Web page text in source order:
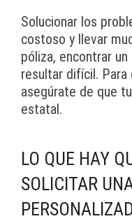
Solucionar los
costoso y llevar
póliza, encontrar
resultar difícil.
asegúrate de que
estatal.
LO QUE HAY
SOLICITAR